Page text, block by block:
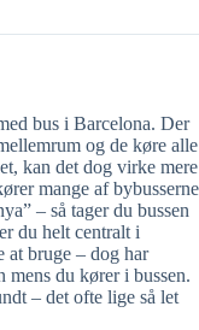
bus i Barcelona. Der
og de køre alle
kan det dog virke mere
mange af bybusserne
– så tager du bussen
du helt centralt i
at bruge – dog har
mens du kører i bussen.
– det ofte lige så let